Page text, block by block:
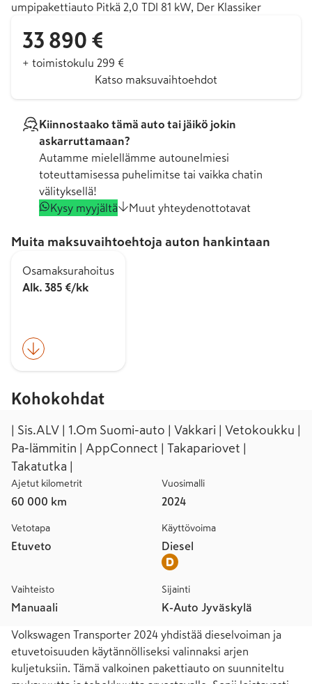
umpipakettiauto Pitkä 2,0 TDI 81 kW, Der Klassiker
33 890 €
+ toimistokulu 299 €
Katso maksuvaihtoehdot
Kiinnostaako tämä auto tai jäikö jokin
askarruttamaan?
Autamme mielellämme autounelmiesi
toteuttamisessa puhelimitse tai vaikka chatin
välityksellä!
Kysy myyjältä
Muut yhteydenottotavat
Muita maksuvaihtoehtoja auton hankintaan
Osamaksurahoitus
Alk. 385 €/kk
Kohokohdat
| Sis.ALV | 1.Om Suomi-auto | Vakkari | Vetokoukku |
Pa-lämmitin | AppConnect | Takapariovet |
Takatutka |
Ajetut kilometrit
60 000 km
Vuosimalli
2024
Vetotapa
Etuveto
Käyttövoima
Diesel
Vaihteisto
Manuaali
Sijainti
K-Auto Jyväskylä
Volkswagen Transporter 2024 yhdistää dieselvoiman ja
etuvetoisuuden käytännölliseksi valinnaksi arjen
kuljetuksiin. Tämä valkoinen pakettiauto on suunniteltu